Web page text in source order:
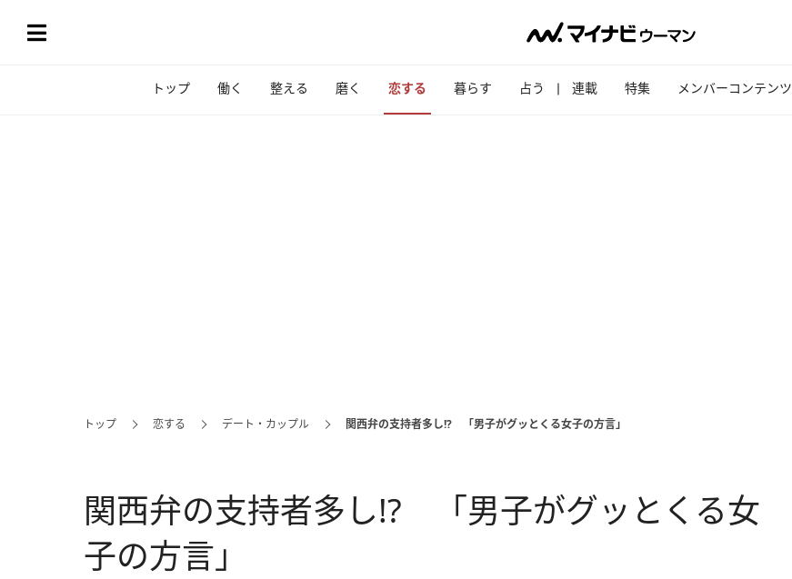
トップ 働く 整える 磨く 恋する 暮らす 占う 連載 特集 メンバーコンテンツ
トップ 恋する デート・カップル 関西弁の支持者多し!? 「男子がグッとくる女子の方言」
関西弁の支持者多し!? 「男子がグッとくる女
子の方言」